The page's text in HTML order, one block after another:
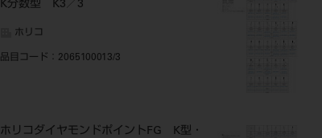
K分数型 K3／3
ホリコ
品目コード ：2065100013/3
ホリコダイヤモンドポイントFG K型・